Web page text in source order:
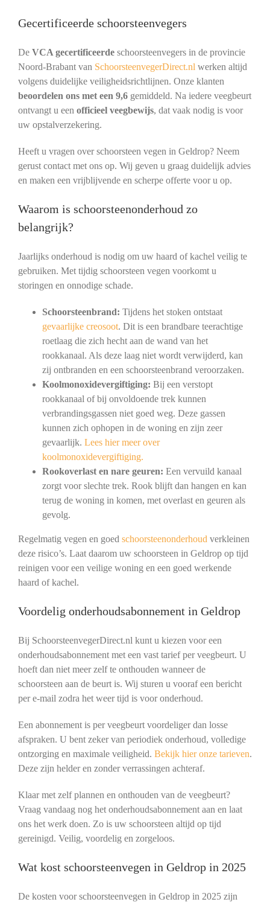
Gecertificeerde schoorsteenvegers
De VCA gecertificeerdeschoorsteenvegers in de provincie
Noord-Brabant van SchoorsteenvegerDirect.nl werken altijd
volgens duidelijke veiligheidsrichtlijnen. Onze klanten
beoordelen ons met een 9,6gemiddeld. Na iedere veegbeurt
ontvangt u een officieel veegbewijs, dat vaak nodig is voor
uw opstalverzekering.
Heeft u vragen over schoorsteen vegen in Geldrop? Neem
gerust contact met ons op. Wij geven u graag duidelijk advies
en maken een vrijblijvende en scherpe offerte voor u op.
Waarom is schoorsteenonderhoud zo
belangrijk?
Jaarlijks onderhoud is nodig om uw haard of kachel veilig te
gebruiken. Met tijdig schoorsteen vegen voorkomt u
storingen en onnodige schade.
Schoorsteenbrand: Tijdens het stoken ontstaat
gevaarlijke creosoot. Dit is een brandbare teerachtige
roetlaag die zich hecht aan de wand van het
rookkanaal. Als deze laag niet wordt verwijderd, kan
zij ontbranden en een schoorsteenbrand veroorzaken.
Koolmonoxidevergiftiging: Bij een verstopt
rookkanaal of bij onvoldoende trek kunnen
verbrandingsgassen niet goed weg. Deze gassen
kunnen zich ophopen in de woning en zijn zeer
gevaarlijk. Lees hier meer over
koolmonoxidevergiftiging.
Rookoverlast en nare geuren: Een vervuild kanaal
zorgt voor slechte trek. Rook blijft dan hangen en kan
terug de woning in komen, met overlast en geuren als
gevolg.
Regelmatig vegen en goed schoorsteenonderhoud verkleinen
deze risico’s. Laat daarom uw schoorsteen in Geldrop op tijd
reinigen voor een veilige woning en een goed werkende
haard of kachel.
Voordelig onderhoudsabonnement in Geldrop
Bij SchoorsteenvegerDirect.nl kunt u kiezen voor een
onderhoudsabonnement met een vast tarief per veegbeurt. U
hoeft dan niet meer zelf te onthouden wanneer de
schoorsteen aan de beurt is. Wij sturen u vooraf een bericht
per e-mail zodra het weer tijd is voor onderhoud.
Een abonnement is per veegbeurt voordeliger dan losse
afspraken. U bent zeker van periodiek onderhoud, volledige
ontzorging en maximale veiligheid. Bekijk hier onze tarieven.
Deze zijn helder en zonder verrassingen achteraf.
Klaar met zelf plannen en onthouden van de veegbeurt?
Vraag vandaag nog het onderhoudsabonnement aan en laat
ons het werk doen. Zo is uw schoorsteen altijd op tijd
gereinigd. Veilig, voordelig en zorgeloos.
Wat kost schoorsteenvegen in Geldrop in 2025
De kosten voor schoorsteenvegen in Geldrop in 2025 zijn